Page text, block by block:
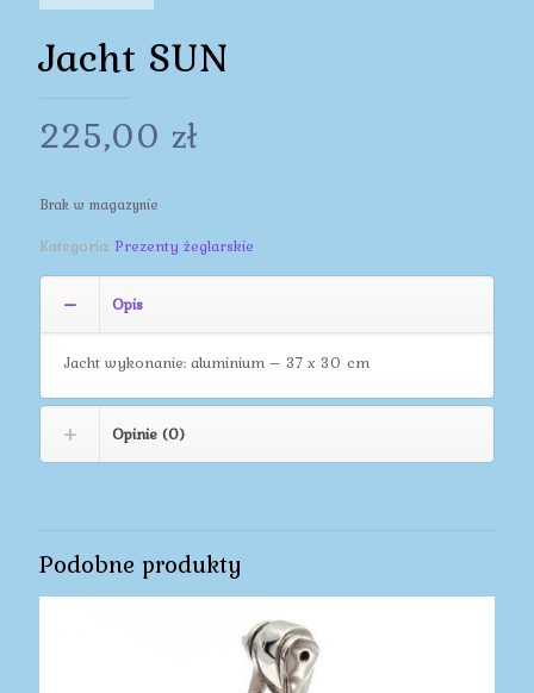
Jacht SUN
225,00 zł
Brak w magazynie
Kategoria: Prezenty żeglarskie
Opis
Jacht wykonanie: aluminium – 37 x 30 cm
Opinie (0)
Podobne produkty